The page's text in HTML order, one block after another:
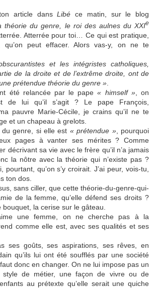
article dansLibé ce matin, sur le blog
théorie du genre, le roi des aulnes du XXIe
Atterrée pour toi… Ce qui est pratique,
qu’on peut effacer. Alors vas-y, on ne te
et les intégristes catholiques,
de la droite et de l’extrême droite, ont de
prétendue théorie du genre »
été relancée par le pape« himself », on
de lui qu’il s’agit ? Le pape François,
pauvre Marie-Cécile, je crains qu’il ne te
et un chapeau à grelots.
genre, si elle est « prétendue », pourquoi
pages à vanter ses mérites ? Comme
décrivant sa vie avec le frère qu’il n’a jamais
la nôtre avec la théorie qui n’existe pas ?
pourtant, qu’on s’y croirait. J’ai peur, vois-tu,
ton dos.
sans ciller, que cette théorie-du-genre-qui-
de la femme, qu’elle défend ses droits ?
bouquet, la cerise sur le gâteau.
une femme, on ne cherche pas à la
comme elle est, avec ses qualités et ses
ses goûts, ses aspirations, ses rêves, en
qu’ils lui ont été soufflés par une société
donc en changer. On ne lui impose pas un
style de métier, une façon de vivre ou de
au prétexte qu’elle serait une quiche